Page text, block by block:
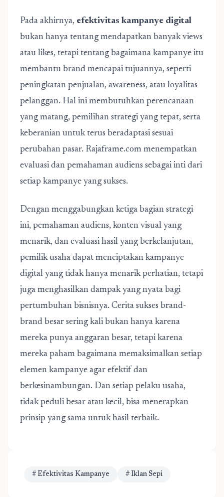
Pada akhirnya, efektivitas kampanye digital
bukan hanya tentang mendapatkan banyak views
atau likes, tetapi tentang bagaimana kampanye itu
membantu brand mencapai tujuannya, seperti
peningkatan penjualan, awareness, atau loyalitas
pelanggan. Hal ini membutuhkan perencanaan
yang matang, pemilihan strategi yang tepat, serta
keberanian untuk terus beradaptasi sesuai
perubahan pasar. Rajaframe.com menempatkan
evaluasi dan pemahaman audiens sebagai inti dari
setiap kampanye yang sukses.
Dengan menggabungkan ketiga bagian strategi
ini, pemahaman audiens, konten visual yang
menarik, dan evaluasi hasil yang berkelanjutan,
pemilik usaha dapat menciptakan kampanye
digital yang tidak hanya menarik perhatian, tetapi
juga menghasilkan dampak yang nyata bagi
pertumbuhan bisnisnya. Cerita sukses brand-
brand besar sering kali bukan hanya karena
mereka punya anggaran besar, tetapi karena
mereka paham bagaimana memaksimalkan setiap
elemen kampanye agar efektif dan
berkesinambungan. Dan setiap pelaku usaha,
tidak peduli besar atau kecil, bisa menerapkan
prinsip yang sama untuk hasil terbaik.
# Efektivitas Kampanye # Iklan Sepi